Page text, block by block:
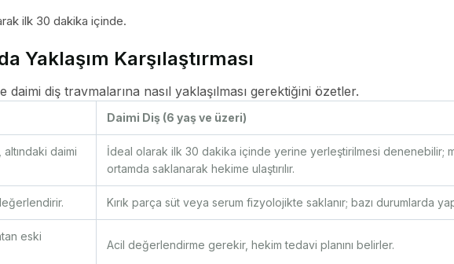
ilk 30 dakika içinde.
Yaklaşım Karşılaştırması
daimi diş travmalarına nasıl yaklaşılması gerektiğini özetler.
Daimi Diş (6 yaş ve üzeri)
altındaki daimi
İdeal olarak ilk 30 dakika içinde yerine yerleştirilmesi denenebilir;
ortamda saklanarak hekime ulaştırılır.
Kırık parça süt veya serum fizyolojikte saklanır; bazı durumlarda
eski
Acil değerlendirme gerekir, hekim tedavi planını belirler.